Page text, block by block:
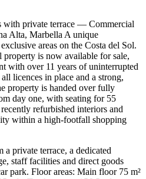
with private terrace — Commercial
Alta, Marbella A unique
areas on the Costa del Sol.
is now available for sale,
with over 11 years of uninterrupted
licences in place and a strong,
property is handed over fully
day one, with seating for 55
refurbished interiors and
within a high-footfall shopping
private terrace, a dedicated
staff facilities and direct goods
park. Floor areas: Main floor 75 m²